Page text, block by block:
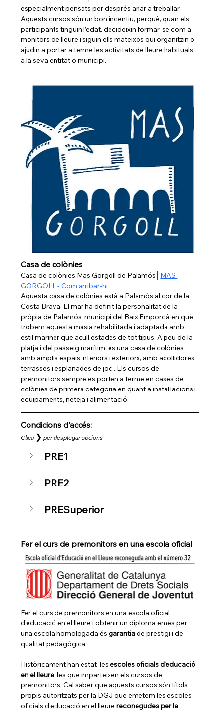
especialment pensats per després anar a treballar.
Aquests cursos són un bon incentiu, perquè, quan els
participants tinguin l’edat, decideixin formar-se com a
monitors de lleure i siguin ells mateixos qui organitzin o
ajudin a portar a terme les activitats de lleure habituals
a la seva entitat o municipi.
Casa de colònies
Casa de colònies Mas Gorgoll de Palamós│ MAS
GORGOLL - Com arribar-hi
Aquesta casa de colònies està a Palamós al cor de la
Costa Brava. El mar ha definit la personalitat de la
pròpia de Palamós, municipi del Baix Empordà en què
trobem aquesta masia rehabilitada i adaptada amb
estil mariner que acull estades de tot tipus. A peu de la
platja i del passeig marítim, és una casa de colònies
amb amplis espais interiors i exteriors, amb acollidores
terrasses i esplanades de joc.. Els cursos de
premonitors sempre es porten a terme en cases de
colònies de primera categoria en quant a instal·lacions i
equipaments, neteja i alimentació.
Condicions d'accés:
Clica ❯ per desplegar opcions
PRE1
PRE2
PRESuperior
Fer el curs de premonitors en una escola oficial
Fer el curs de premonitors en una escola oficial
d'educació en el lleure i obtenir un diploma emès per
una escola homologada és garantia de prestigi i de
qualitat pedagògica
Històricament han estat  les escoles oficials d'educació
en el lleure les que imparteixen els cursos de
premonitors. Cal saber que aquests cursos són títols
propis autoritzats per la DGJ que emetem les escoles
oficials d'educació en el lleure reconegudes per la